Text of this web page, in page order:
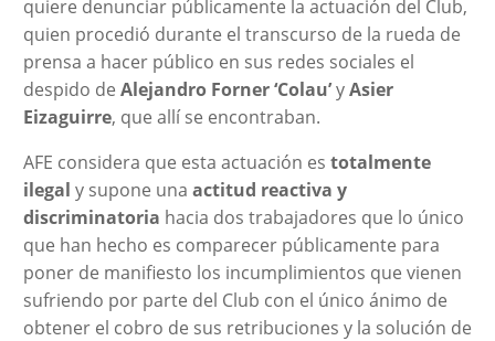
quiere denunciar públicamente la actuación del Club,
quien procedió durante el transcurso de la rueda de
prensa a hacer público en sus redes sociales el
despido de Alejandro Forner ‘Colau’yAsier
Eizaguirre, que allí se encontraban.
AFE considera que esta actuación es totalmente
ilegal y supone una actitud reactiva y
discriminatoria hacia dos trabajadores que lo único
que han hecho es comparecer públicamente para
poner de manifiesto los incumplimientos que vienen
sufriendo por parte del Club con el único ánimo de
obtener el cobro de sus retribuciones y la solución de